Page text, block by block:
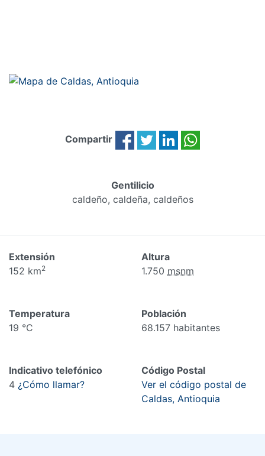
Compartir
Gentilicio
caldeño, caldeña, caldeños
Extensión
152 km2
Altura
1.750 msnm
Temperatura
19 °C
Población
68.157 habitantes
Indicativo telefónico
4 ¿Cómo llamar?
Código Postal
Ver el código postal de
Caldas, Antioquia